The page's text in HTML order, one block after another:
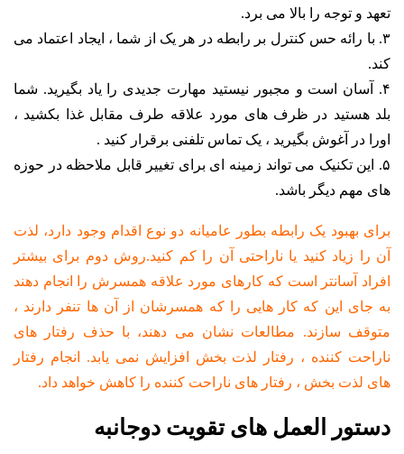
تعهد و توجه را بالا می برد.
۳. با رائه حس کنترل بر رابطه در هر یک از شما ، ایجاد اعتماد می
کند.
۴. آسان است و مجبور نیستید مهارت جدیدی را یاد بگیرید. شما
بلد هستید در ظرف های مورد علاقه طرف مقابل غذا بکشید ،
اورا در آغوش بگیرید ، یک تماس تلفنی برقرار کنید .
۵. این تکنیک می تواند زمینه ای برای تغییر قابل ملاحظه در حوزه
های مهم دیگر باشد.
برای بهبود یک رابطه بطور عامیانه دو نوع اقدام وجود دارد، لذت
آن را زیاد کنید یا ناراحتی آن را کم کنید.روش دوم برای بیشتر
افراد آسانتر است که کارهای مورد علاقه همسرش را انجام دهند
به جای این که کار هایی را که همسرشان از آن ها تنفر دارند ،
متوقف سازند. مطالعات نشان می دهند، با حذف رفتار های
ناراحت کننده ، رفتار لذت بخش افزایش نمی یابد. انجام رفتار
های لذت بخش ، رفتار های ناراحت کننده را کاهش خواهد داد.
دستور العمل های تقویت دوجانبه